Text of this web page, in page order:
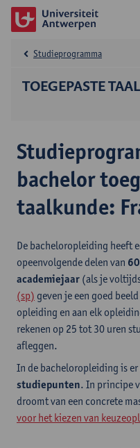
TOEGEPASTE
Studieprogramma
bachelor
taalkunde:
De bacheloropleiding heeft
opeenvolgende delen van
academiejaar (als je
(sp) geven je een goed
opleiding en aan elk
rekenen op 25 tot 30 uren
afleggen.
In de bacheloropleiding is er
studiepunten. In principe
droomt van een concrete
voor het kiezen van